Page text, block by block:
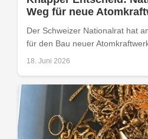
Weg für neue
Der Schweizer Nationalrat hat
für den Bau neuer
18. Juni 2026